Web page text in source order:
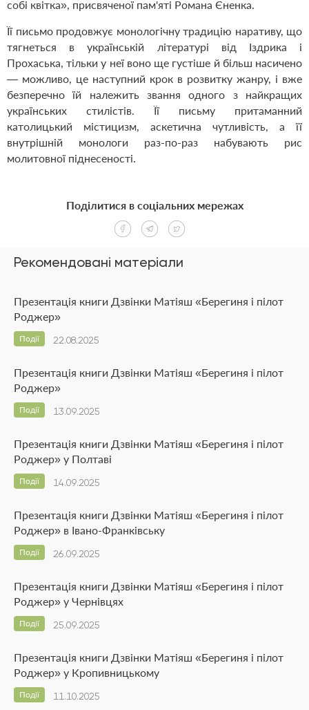
собі квітка», присвяченої пам'яті Романа Єненка.
Її письмо продовжує монологічну традицію наративу, що
тягнеться в українській літературі від Іздрика і
Прохаська, тільки у неї воно ще густіше й більш насичено
— можливо, це наступний крок в розвитку жанру, і вже
безперечно їй належить звання одного з найкращих
українських стилістів. Її письму притаманний
католицький містицизм, аскетична чутливість, а її
внутрішній монологи раз-по-раз набувають рис
молитовної піднесеності.
Рекомендовані матеріали
Презентація книги Дзвінки Матіяш «Берегиня і пілот
Роджер»
22.08.2025
Події
Презентація книги Дзвінки Матіяш «Берегиня і пілот
Роджер»
13.09.2025
Події
Презентація книги Дзвінки Матіяш «Берегиня і пілот
Роджер» у Полтаві
14.09.2025
Події
Презентація книги Дзвінки Матіяш «Берегиня і пілот
Роджер» в Івано-Франківську
26.09.2025
Події
Презентація книги Дзвінки Матіяш «Берегиня і пілот
Роджер» у Чернівцях
25.09.2025
Події
Презентація книги Дзвінки Матіяш «Берегиня і пілот
Роджер» у Кропивницькому
11.10.2025
Події
Поділитися в соціальних мережах